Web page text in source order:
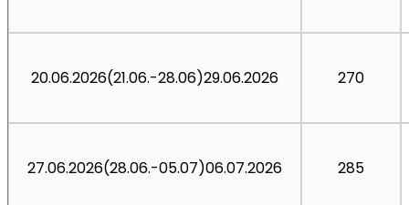
20.06.2026(21.06.-28.06)29.06.2026 270
27.06.2026(28.06.-05.07)06.07.2026 285